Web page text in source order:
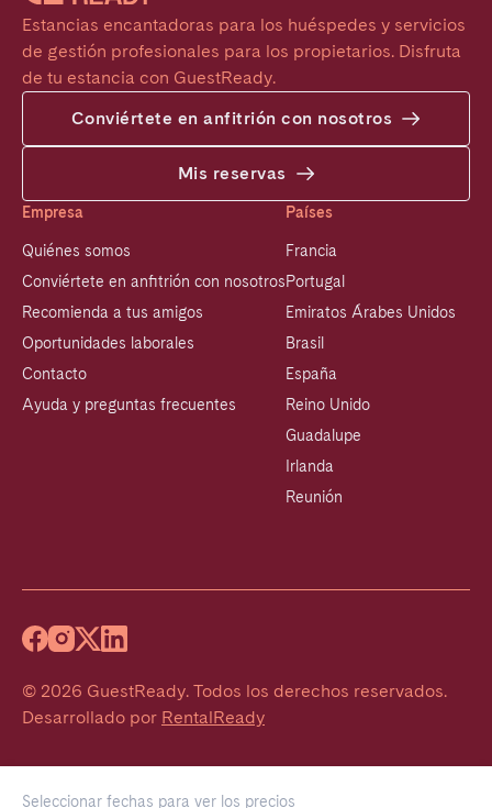
Seleccionar fechas para ver los precios
Estancias encantadoras para los huéspedes y servicios
de gestión profesionales para los propietarios. Disfruta
de tu estancia con GuestReady.
Conviértete en anfitrión con nosotros
Mis reservas
Empresa
Quiénes somos
Conviértete en anfitrión con nosotros
Recomienda a tus amigos
Oportunidades laborales
Contacto
Ayuda y preguntas frecuentes
Países
Francia
Portugal
Emiratos Árabes Unidos
Brasil
España
Reino Unido
Guadalupe
Irlanda
Reunión
© 2026 GuestReady. Todos los derechos reservados.
Desarrollado por RentalReady